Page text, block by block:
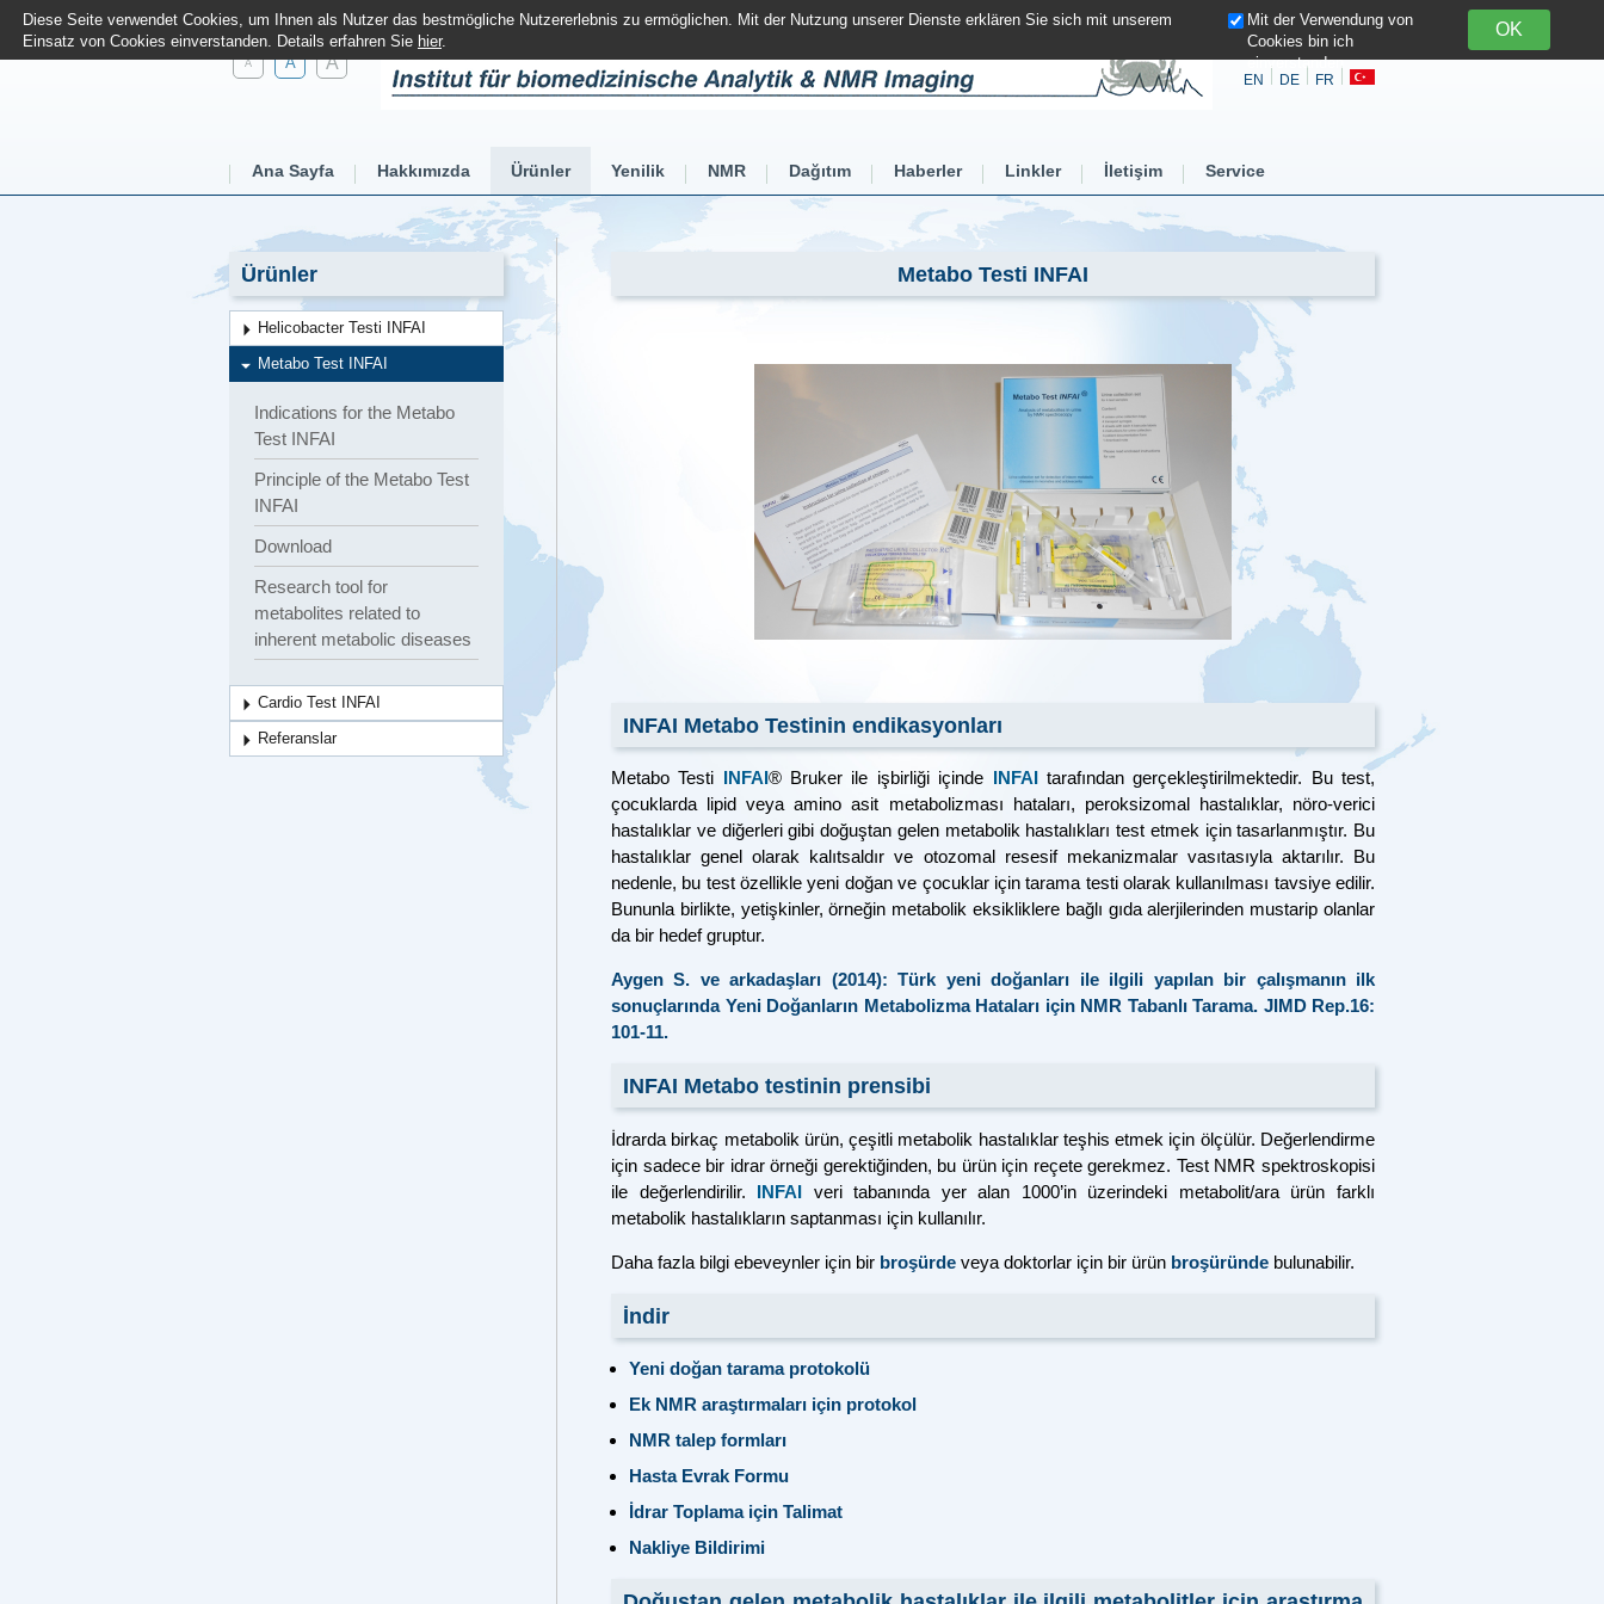
A A A
EN DE FR
Ana Sayfa Hakkımızda Ürünler Yenilik NMR Dağıtım Haberler Linkler İletişim Service
Ürünler
Helicobacter Testi INFAI
Metabo Test INFAI
Indications for the Metabo
Test INFAI
Principle of the Metabo Test
INFAI
Download
Research tool for
metabolites related to
inherent metabolic diseases
Cardio Test INFAI
Referanslar
Metabo Testi INFAI
INFAI Metabo Testinin endikasyonları
Metabo Testi INFAI® Bruker ile işbirliği içinde INFAItarafından gerçekleştirilmektedir. Bu test,
çocuklarda lipid veya amino asit metabolizması hataları, peroksizomal hastalıklar, nöro-verici
hastalıklar ve diğerleri gibi doğuştan gelen metabolik hastalıkları test etmek için tasarlanmıştır. Bu
hastalıklar genel olarak kalıtsaldır ve otozomal resesif mekanizmalar vasıtasıyla aktarılır. Bu
nedenle, bu test özellikle yeni doğan ve çocuklar için tarama testi olarak kullanılması tavsiye edilir.
Bununla birlikte, yetişkinler, örneğin metabolik eksikliklere bağlı gıda alerjilerinden mustarip olanlar
da bir hedef gruptur.
Aygen S. ve arkadaşları (2014): Türk yeni doğanları ile ilgili yapılan bir çalışmanın ilk
sonuçlarında Yeni Doğanların Metabolizma Hataları için NMR Tabanlı Tarama. JIMD Rep.16:
101-11 .
INFAI Metabo testinin prensibi
İdrarda birkaç metabolik ürün, çeşitli metabolik hastalıklar teşhis etmek için ölçülür. Değerlendirme
için sadece bir idrar örneği gerektiğinden, bu ürün için reçete gerekmez. Test NMR spektroskopisi
ile değerlendirilir. INFAI veri tabanında yer alan 1000’in üzerindeki metabolit/ara ürün farklı
metabolik hastalıkların saptanması için kullanılır.
Daha fazla bilgi ebeveynler için bir broşürde veya doktorlar için bir ürün broşüründe bulunabilir.
İndir
Yeni doğan tarama protokolü
Ek NMR araştırmaları için protokol
NMR talep formları
Hasta Evrak Formu
İdrar Toplama için Talimat
Nakliye Bildirimi
Diese Seite verwendet Cookies, um Ihnen als Nutzer das bestmögliche Nutzererlebnis zu ermöglichen. Mit der Nutzung unserer Dienste erklären Sie sich mit unserem
Einsatz von Cookies einverstanden. Details erfahren Sie hier.
Mit der Verwendung von
Cookies bin ich
einverstanden